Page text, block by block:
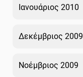
Ιανουάριος 2010
Δεκέμβριος 2009
Νοέμβριος 2009